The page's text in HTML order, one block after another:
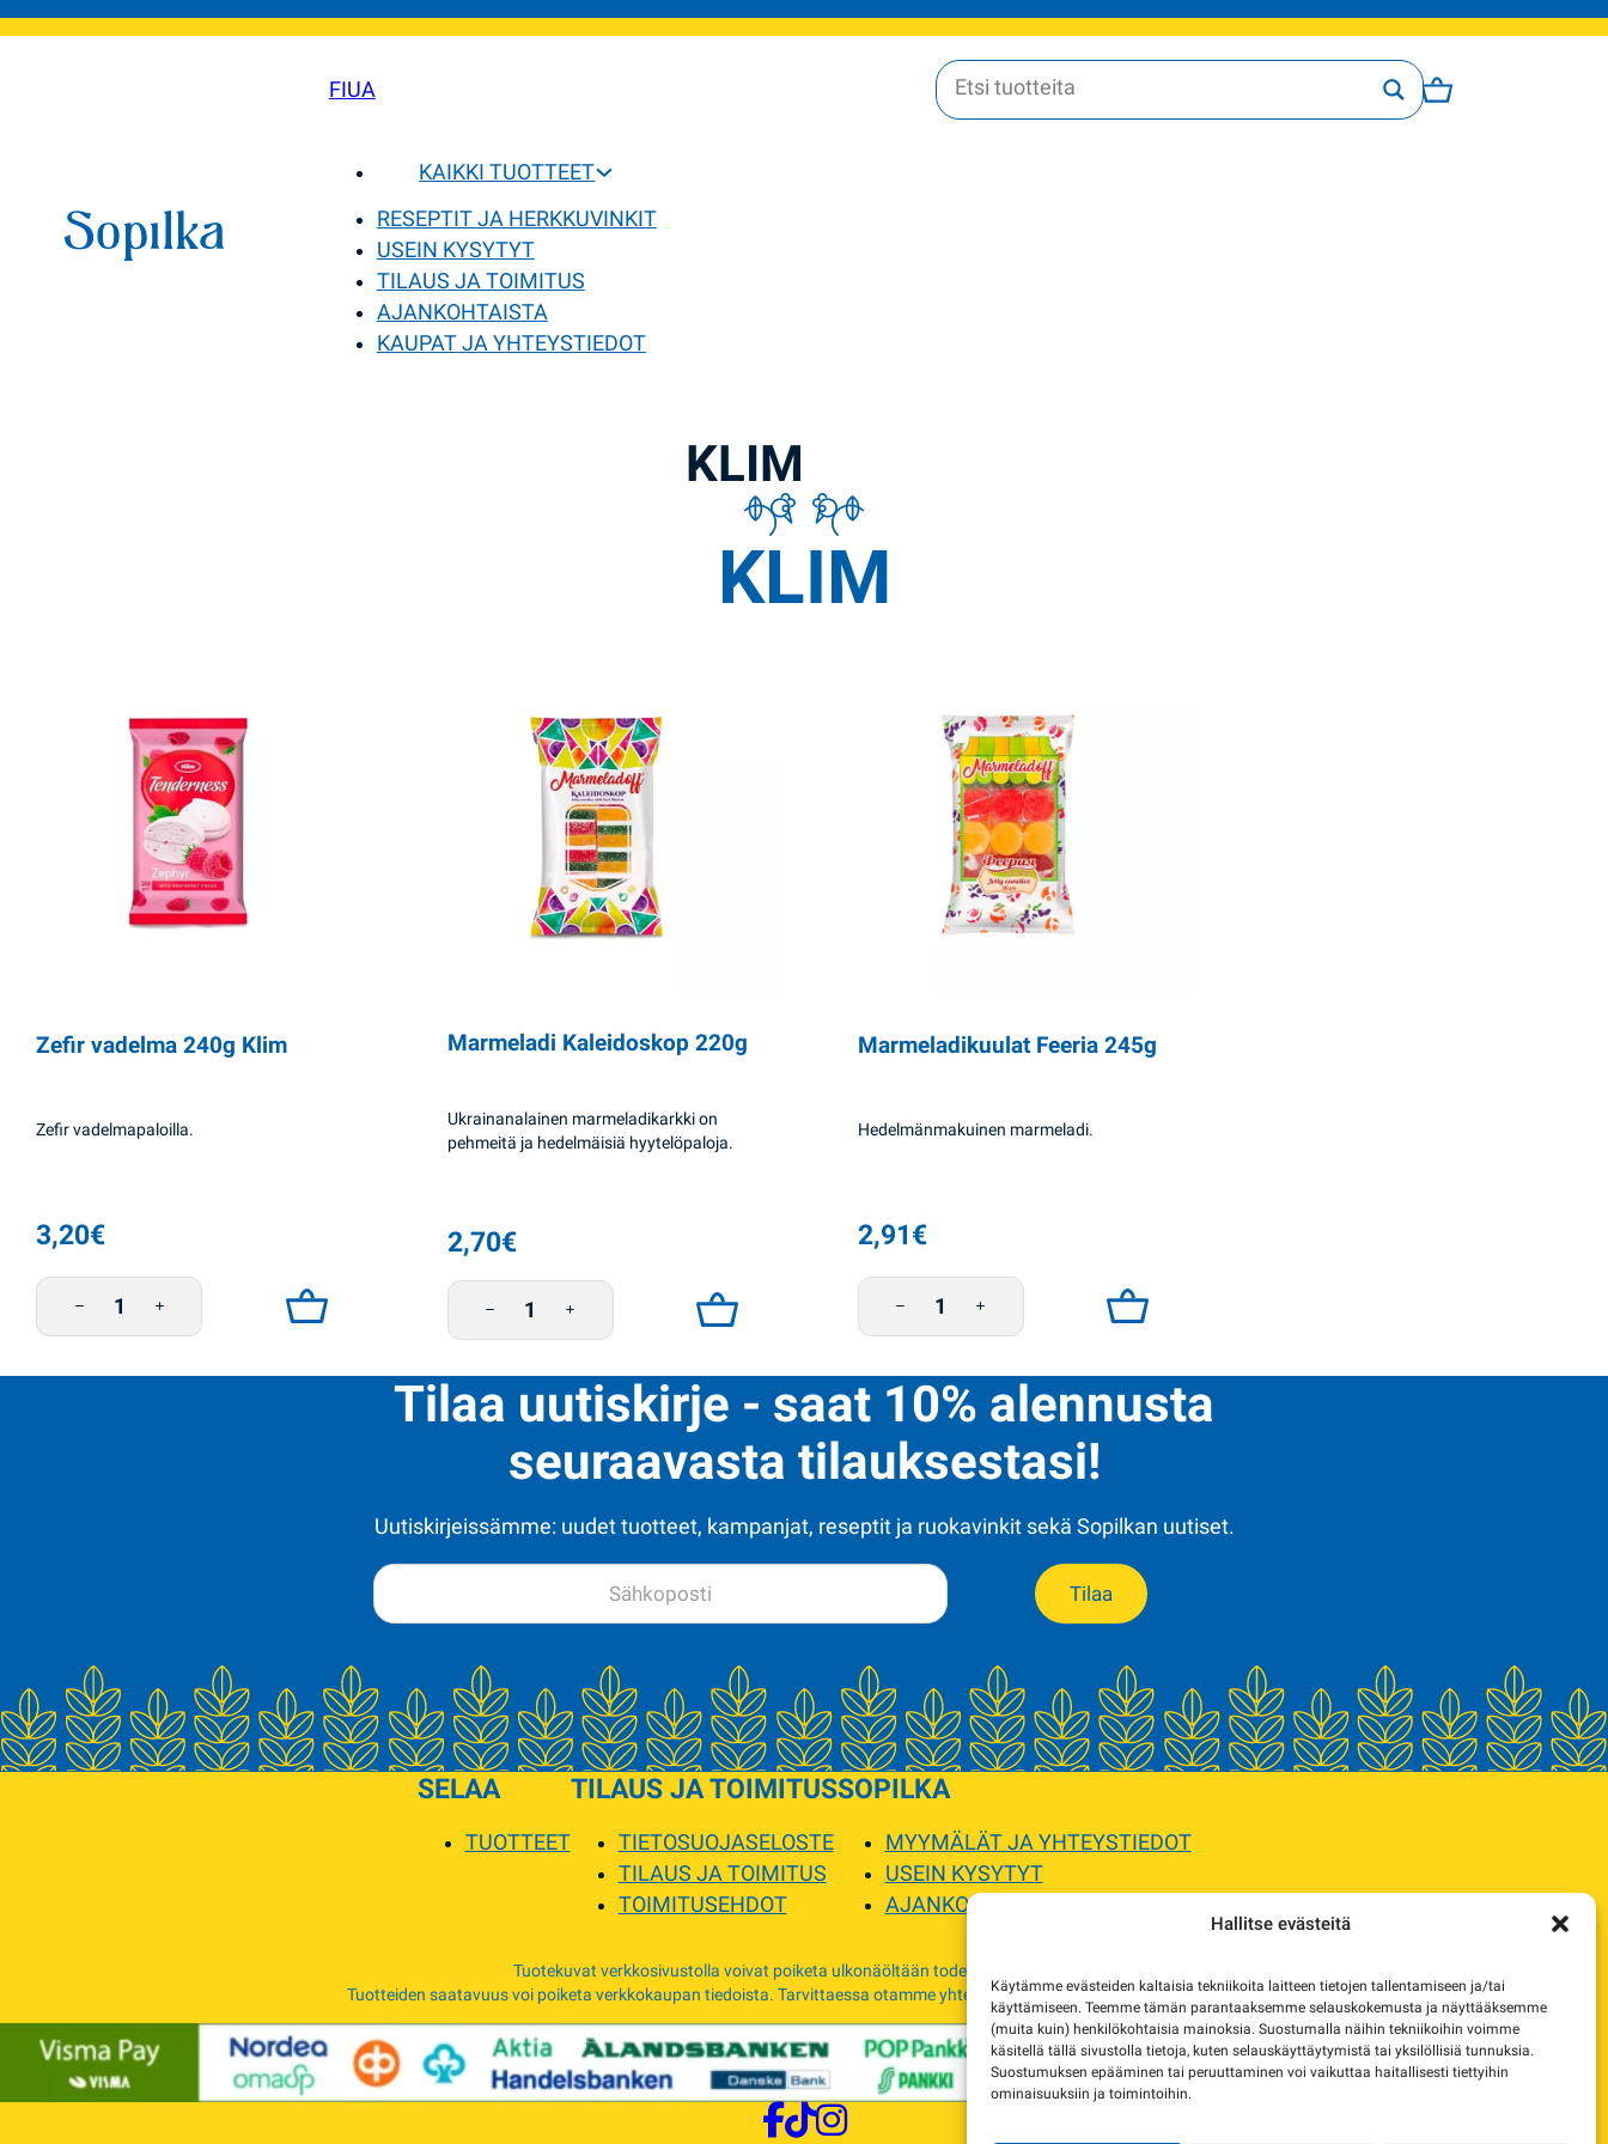
Hallitse evästeitä
Käytämme evästeiden kaltaisia tekniikoita laitteen tietojen tallentamiseen ja/tai
käyttämiseen. Teemme tämän parantaaksemme selauskokemusta ja näyttääksemme
(muita kuin) henkilökohtaisia mainoksia. Suostumalla näihin tekniikoihin voimme
käsitellä tällä sivustolla tietoja, kuten selauskäyttäytymistä tai yksilöllisiä tunnuksia.
Suostumuksen epääminen tai peruuttaminen voi vaikuttaa haitallisesti tiettyihin
ominaisuuksiin ja toimintoihin.
FIUA
KAIKKI TUOTTEET
RESEPTIT JA HERKKUVINKIT
USEIN KYSYTYT
TILAUS JA TOIMITUS
AJANKOHTAISTA
KAUPAT JA YHTEYSTIEDOT
KLIM
KLIM
Zefir vadelma 240g Klim
Zefir vadelmapaloilla.
3,20€
Zefir vadelma 240g Klim määrä
Marmeladi Kaleidoskop 220g
Ukrainanalainen marmeladikarkki on
pehmeitä ja hedelmäisiä hyytelöpaloja.
2,70€
Marmeladi Kaleidoskop 220g määrä
Marmeladikuulat Feeria 245g
Hedelmänmakuinen marmeladi.
2,91€
Marmeladikuulat Feeria 245g määrä
Tilaa uutiskirje - saat 10% alennusta
seuraavasta tilauksestasi!
Uutiskirjeissämme: uudet tuotteet, kampanjat, reseptit ja ruokavinkit sekä Sopilkan uutiset.
Tilaa
SELAA
TUOTTEET
TILAUS JA TOIMITUS
TIETOSUOJASELOSTE
TILAUS JA TOIMITUS
TOIMITUSEHDOT
SOPILKA
MYYMÄLÄT JA YHTEYSTIEDOT
USEIN KYSYTYT
AJANKOHTAISTA
Tuotekuvat verkkosivustolla voivat poiketa ulkonäöltään todellisista tuotteista.
Tuotteiden saatavuus voi poiketa verkkokaupan tiedoista. Tarvittaessa otamme yhteyttä ja sovimme korvaavista tuotteista.